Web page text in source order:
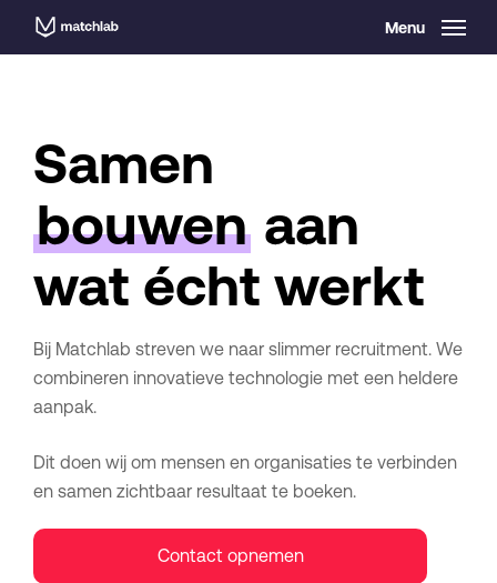
Menu
Samen
bouwen aan
wat écht werkt
Bij Matchlab streven we naar slimmer recruitment. We
combineren innovatieve technologie met een heldere
aanpak.
Dit doen wij om mensen en organisaties te verbinden
en samen zichtbaar resultaat te boeken.
Contact opnemen